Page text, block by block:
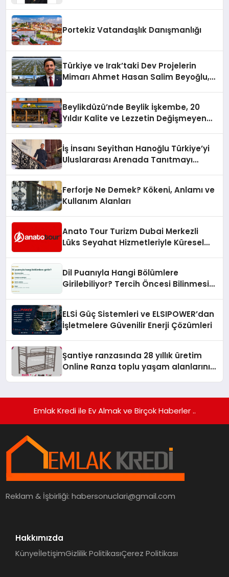
Portekiz Vatandaşlık Danışmanlığı
Türkiye ve Irak’taki Dev Projelerin
Mimarı Ahmet Hasan Salim Beyoğlu,
Hayata Geçirecek
Beylikdüzü’nde Beylik İşkembe, 20
Yıldır Kalite ve Lezzetin Değişmeyen
İş İnsanı Seyithan Hanoğlu Türkiye’yi
Uluslararası Arenada Tanıtmayı
Ferforje Ne Demek? Kökeni, Anlamı ve
Kullanım Alanları
Anato Tour Turizm Dubai Merkezli
Lüks Seyahat Hizmetleriyle Küresel
Dil Puanıyla Hangi Bölümlere
Girilebiliyor? Tercih Öncesi Bilinmesi
ELSİ Güç Sistemleri ve ELSIPOWER’dan
İşletmelere Güvenilir Enerji Çözümleri
Şantiye ranzasında 28 yıllık üretim
Online Ranza toplu yaşam alanlarını
Emlak Kredi ile Ev Almak ve Birçok Haberler ..
Reklam & İşbirliği:habersonuclari@gmail.com
Hakkımızda
KünyeİletişimGizlilik PolitikasıÇerez Politikası